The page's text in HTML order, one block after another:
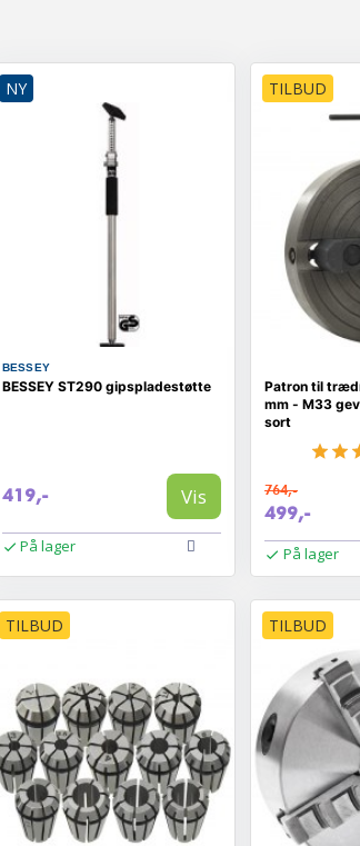
NY
BESSEY
BESSEY ST290 gipspladestøtte
419,- Vis
På lager
TILBUD
Patron til
mm - M33
sort
764,-
499,-
På lager
TILBUD TILBUD